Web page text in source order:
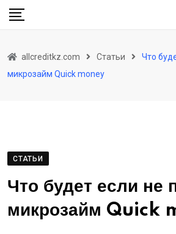
Skip
allcreditkz.com Статьи
Что
микрозайм Quick money
СТАТЬИ
Что будет если не
микрозайм Quick